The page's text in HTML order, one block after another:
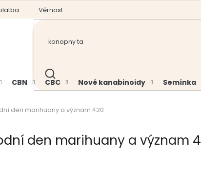
Věrnostní program
HLEDAT
CBN CBC Nové kanabinoidy Semínka
den marihuany a význam 420
den marihuany a význam